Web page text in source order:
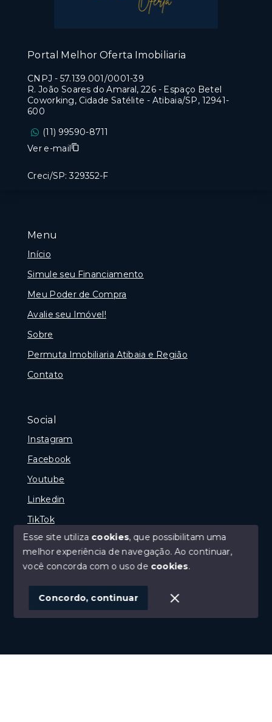
Menu
Início
Simule seu Financiamento
Meu Poder de Compra
Avalie seu Imóvel!
Sobre
Permuta Imobiliaria Atibaia e Região
Contato
Social
Instagram
Facebook
Youtube
Linkedin
TikTok
© Copyright 2026 - Portal Melhor Oferta Imobiliaria -
SITE PARA IMOBILIARIA
Portal Melhor Oferta Imobiliaria
CNPJ - 57.139.001/0001-39
R. João Soares do Amaral, 226 - Espaço Betel
Coworking, Cidade Satélite - Atibaia/SP, 12941-
600
(11) 99590-8711
Ver e-mail
Creci/SP: 329352-F
Esse site utiliza cookies, que possibilitam uma
melhor experiência de navegação.Ao continuar,
você concorda com o uso de cookies.
Concordo, continuar